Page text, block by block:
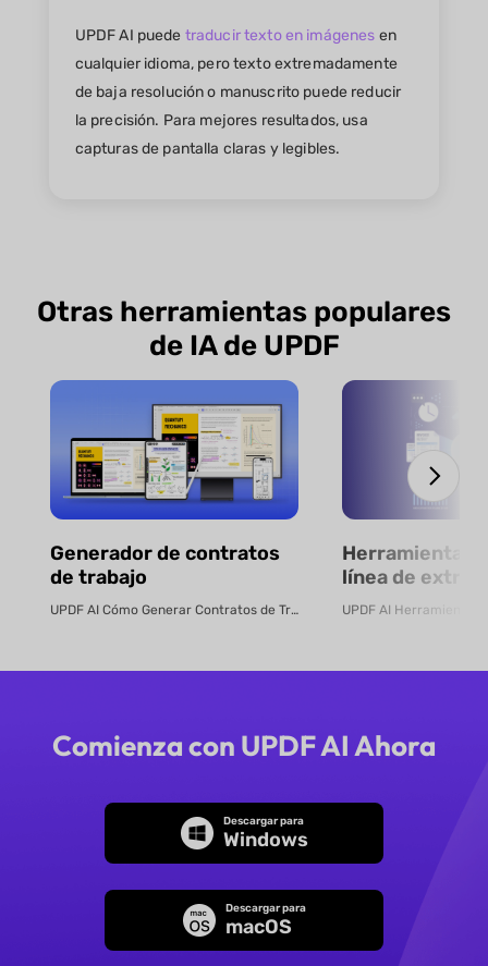
UPDF AI puede traducir texto en imágenes en
cualquier idioma, pero texto extremadamente
de baja resolución o manuscrito puede reducir
la precisión. Para mejores resultados, usa
capturas de pantalla claras y legibles.
Otras herramientas populares
de IA de UPDF
Generador de contratos
de trabajo
UPDF AI Cómo Generar Contratos de Trabajo en Línea Crea contratos de tra...
Herramienta
línea de
datos de
Comienza con UPDF AI Ahora
Descargar para
Windows
Descargar para
macOS